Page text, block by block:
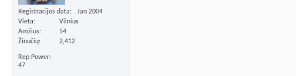
Registracijos data
Jan 2004
Vieta
Vilnius
Amžius
54
Žinučių
2,412
Rep Power
47